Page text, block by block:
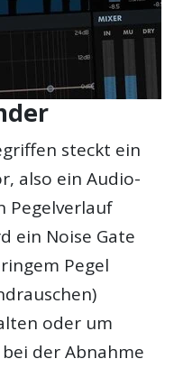
steckt ein
also ein Audio-
Pegelverlauf
ein Noise Gate
Pegel
oder um
bei der Abnahme